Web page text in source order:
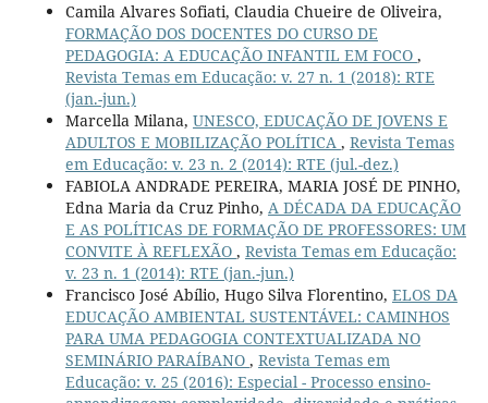
Camila Alvares Sofiati, Claudia Chueire de Oliveira,
FORMAÇÃO DOS DOCENTES DO CURSO DE
PEDAGOGIA: A EDUCAÇÃO INFANTIL EM FOCO ,
Revista Temas em Educação: v. 27 n. 1 (2018): RTE
(jan.-jun.)
Marcella Milana, UNESCO, EDUCAÇÃO DE JOVENS E
ADULTOS E MOBILIZAÇÃO POLÍTICA , Revista Temas
em Educação: v. 23 n. 2 (2014): RTE (jul.-dez.)
FABIOLA ANDRADE PEREIRA, MARIA JOSÉ DE PINHO,
Edna Maria da Cruz Pinho, A DÉCADA DA EDUCAÇÃO
E AS POLÍTICAS DE FORMAÇÃO DE PROFESSORES: UM
CONVITE À REFLEXÃO , Revista Temas em Educação:
v. 23 n. 1 (2014): RTE (jan.-jun.)
Francisco José Abílio, Hugo Silva Florentino, ELOS DA
EDUCAÇÃO AMBIENTAL SUSTENTÁVEL: CAMINHOS
PARA UMA PEDAGOGIA CONTEXTUALIZADA NO
SEMINÁRIO PARAÍBANO , Revista Temas em
Educação: v. 25 (2016): Especial - Processo ensino-